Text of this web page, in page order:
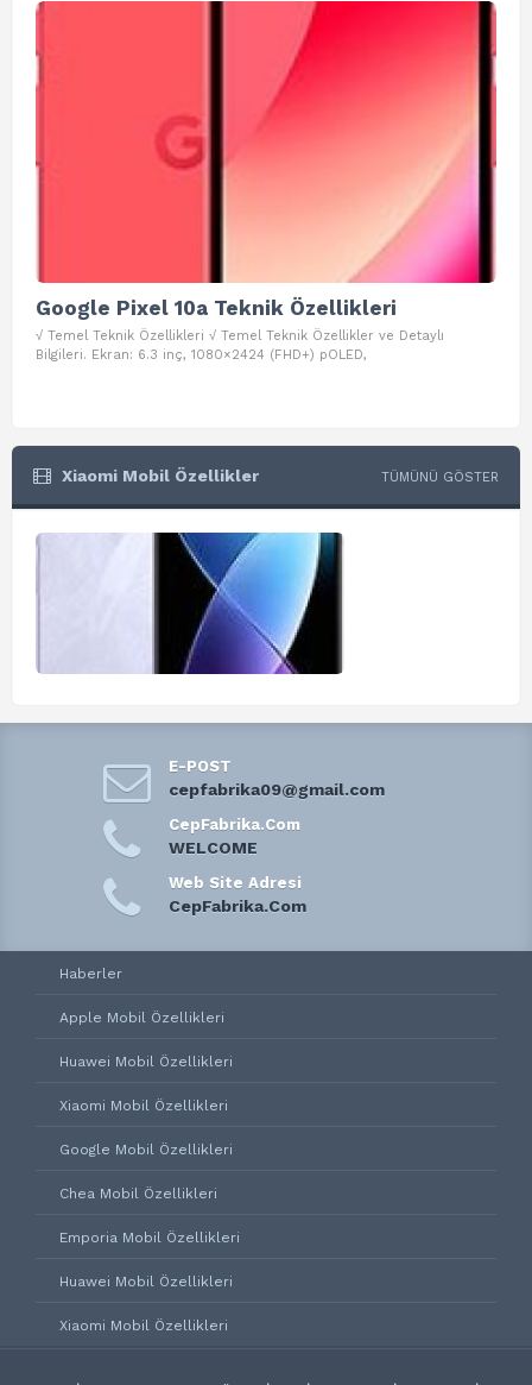
Google Pixel 10a Teknik Özellikleri
√ Temel Teknik Özellikleri √ Temel Teknik Özellikler ve Detaylı
Bilgileri. Ekran: 6.3 inç, 1080×2424 (FHD+) pOLED,
Xiaomi Mobil Özellikler TÜMÜNÜ GÖSTER
E-POST
cepfabrika09@gmail.com
CepFabrika.Com
WELCOME
Web Site Adresi
CepFabrika.Com
Haberler
Apple Mobil Özellikleri
Huawei Mobil Özellikleri
Xiaomi Mobil Özellikleri
Google Mobil Özellikleri
Chea Mobil Özellikleri
Emporia Mobil Özellikleri
Huawei Mobil Özellikleri
Xiaomi Mobil Özellikleri